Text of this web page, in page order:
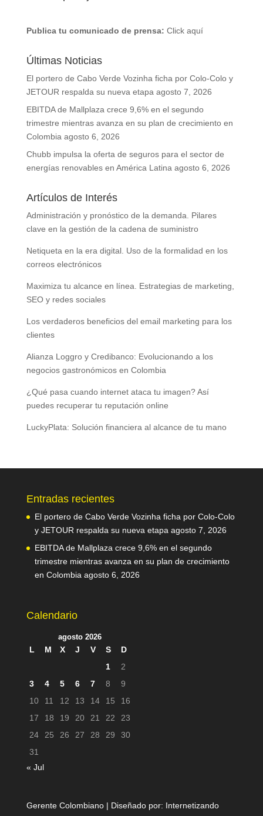
Publica tu comunicado de prensa: Click aquí
Últimas Noticias
El portero de Cabo Verde Vozinha ficha por Colo-Colo y
JETOUR respalda su nueva etapa agosto 7, 2026
EBITDA de Mallplaza crece 9,6% en el segundo
trimestre mientras avanza en su plan de crecimiento en
Colombia agosto 6, 2026
Chubb impulsa la oferta de seguros para el sector de
energías renovables en América Latina agosto 6, 2026
Artículos de Interés
Administración y pronóstico de la demanda. Pilares
clave en la gestión de la cadena de suministro
Netiqueta en la era digital. Uso de la formalidad en los
correos electrónicos
Maximiza tu alcance en línea. Estrategias de marketing,
SEO y redes sociales
Los verdaderos beneficios del email marketing para los
clientes
Alianza Loggro y Credibanco: Evolucionando a los
negocios gastronómicos en Colombia
¿Qué pasa cuando internet ataca tu imagen? Así
puedes recuperar tu reputación online
LuckyPlata: Solución financiera al alcance de tu mano
Entradas recientes
El portero de Cabo Verde Vozinha ficha por Colo-Colo
y JETOUR respalda su nueva etapa agosto 7, 2026
EBITDA de Mallplaza crece 9,6% en el segundo
trimestre mientras avanza en su plan de crecimiento
en Colombia agosto 6, 2026
Calendario
agosto 2026
L M X J V S
D
1
2
3
4 5 6 7 8
9
10
11 12 13 14 15
16
17
18 19 20 21 22
23
24
25 26 27 28 29
30
31
« Jul
Gerente Colombiano | Diseñado por: Internetizando